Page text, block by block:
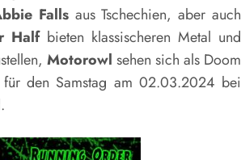
Falls aus Tschechien, aber auch
Half bieten klassischeren Metal und
Motorowl sehen sich als Doom
den Samstag am 02.03.2024 bei